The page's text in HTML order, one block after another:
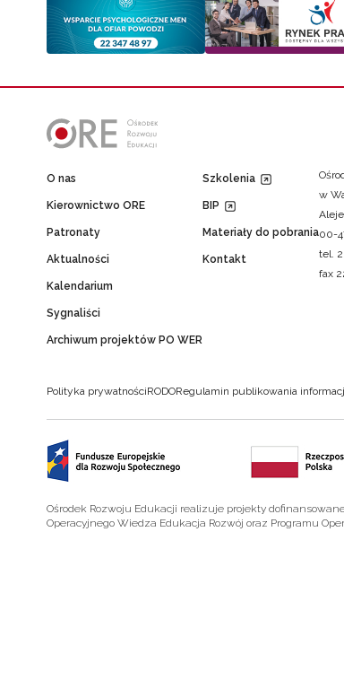
O nas
Kierownictwo ORE
Patronaty
Aktualności
Kalendarium
Sygnaliści
Archiwum projektów PO WER
Szkolenia
BIP
Materiały do pobrania
Kontakt
w
00-
tel.
fax
Polityka prywatnościRODORegulamin publikowania
Ośrodek Rozwoju Edukacji realizuje projekty
Operacyjnego Wiedza Edukacja Rozwój oraz Programu